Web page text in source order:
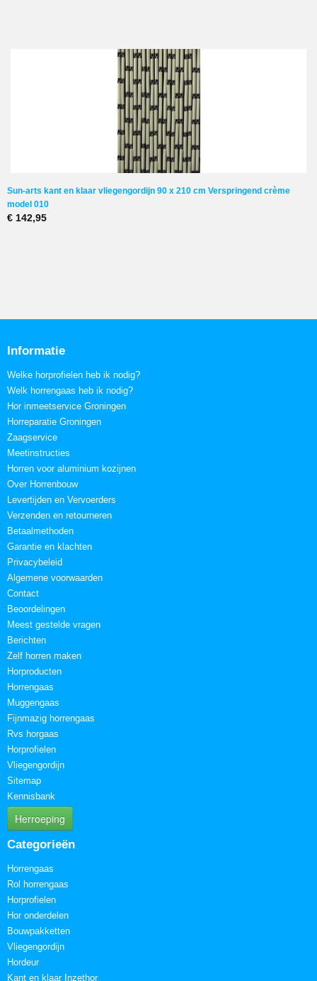
Sun-arts kant en klaar vliegengordijn 90 x 210 cm Verspringend crème
model 010
€ 142,95
Informatie
Welke horprofielen heb ik nodig?
Welk horrengaas heb ik nodig?
Hor inmeetservice Groningen
Horreparatie Groningen
Zaagservice
Meetinstructies
Horren voor aluminium kozijnen
Over Horrenbouw
Levertijden en Vervoerders
Verzenden en retourneren
Betaalmethoden
Garantie en klachten
Privacybeleid
Algemene voorwaarden
Contact
Beoordelingen
Meest gestelde vragen
Berichten
Zelf horren maken
Horproducten
Horrengaas
Muggengaas
Fijnmazig horrengaas
Rvs horgaas
Horprofielen
Vliegengordijn
Sitemap
Kennisbank
Herroeping
Categorieën
Horrengaas
Rol horrengaas
Horprofielen
Hor onderdelen
Bouwpakketten
Vliegengordijn
Hordeur
Kant en klaar Inzethor